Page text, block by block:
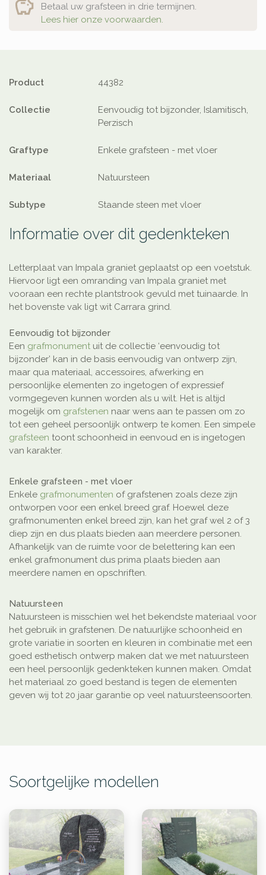
Betaal uw grafsteen in drie termijnen.
Lees hier onze voorwaarden.
Product 44382
Collectie
Eenvoudig tot bijzonder, Islamitisch,
Perzisch
Graftype Enkele grafsteen - met vloer
Materiaal Natuursteen
Subtype Staande steen met vloer
Informatie over dit gedenkteken
Letterplaat van Impala graniet geplaatst op een voetstuk.
Hiervoor ligt een omranding van Impala graniet met
vooraan een rechte plantstrook gevuld met tuinaarde. In
het bovenste vak ligt wit Carrara grind.
Eenvoudig tot bijzonder
Een grafmonument uit de collectie ‘eenvoudig tot
bijzonder’ kan in de basis eenvoudig van ontwerp zijn,
maar qua materiaal, accessoires, afwerking en
persoonlijke elementen zo ingetogen of expressief
vormgegeven kunnen worden als u wilt. Het is altijd
mogelijk om grafstenen naar wens aan te passen om zo
tot een geheel persoonlijk ontwerp te komen. Een simpele
grafsteen toont schoonheid in eenvoud en is ingetogen
van karakter.
Enkele grafsteen - met vloer
Enkele grafmonumenten of grafstenen zoals deze zijn
ontworpen voor een enkel breed graf. Hoewel deze
grafmonumenten enkel breed zijn, kan het graf wel 2 of 3
diep zijn en dus plaats bieden aan meerdere personen.
Afhankelijk van de ruimte voor de belettering kan een
enkel grafmonument dus prima plaats bieden aan
meerdere namen en opschriften.
Natuursteen
Natuursteen is misschien wel het bekendste materiaal voor
het gebruik in grafstenen. De natuurlijke schoonheid en
grote variatie in soorten en kleuren in combinatie met een
goed esthetisch ontwerp maken dat we met natuursteen
een heel persoonlijk gedenkteken kunnen maken. Omdat
het materiaal zo goed bestand is tegen de elementen
geven wij tot 20 jaar garantie op veel natuursteensoorten.
Soortgelijke modellen